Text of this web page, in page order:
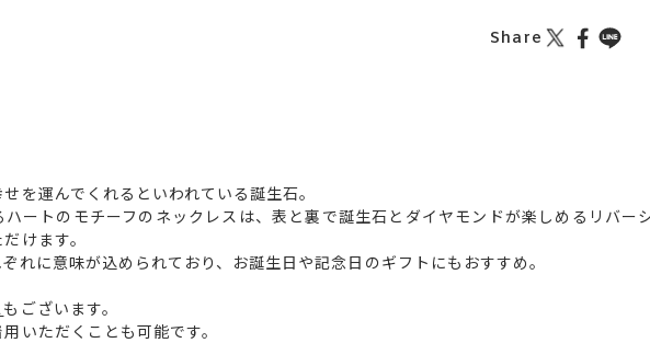
Share
を運んでくれるといわれている誕生石。
ートのモチーフのネックレスは、表と裏で誕生石とダイヤモンドが楽しめるリバー
けます。
れに意味が込められており、お誕生日や記念日のギフトにもおすすめ。
もございます。
いただくことも可能です。